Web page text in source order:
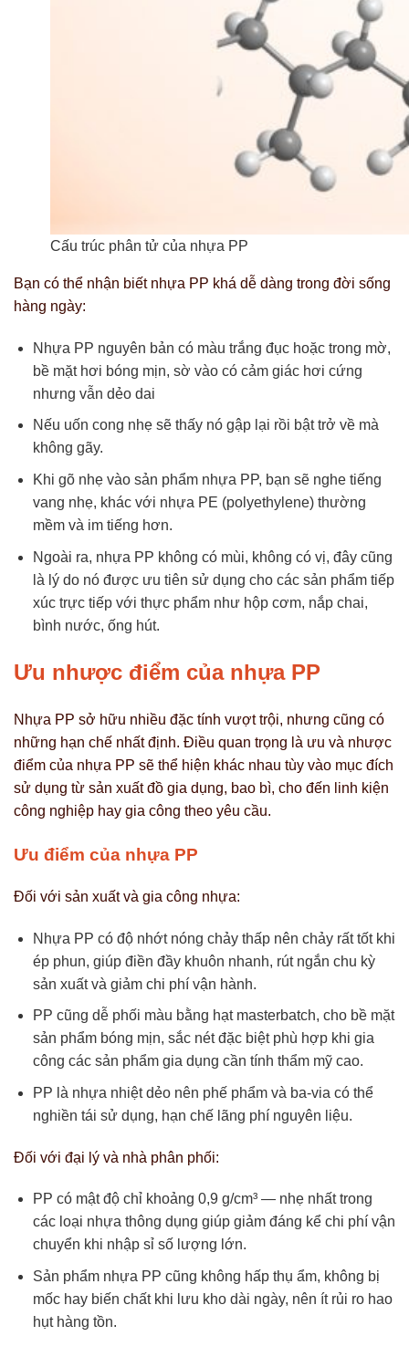
Cấu trúc phân tử của nhựa PP
Bạn có thể nhận biết nhựa PP khá dễ dàng trong đời sống
hàng ngày:
Nhựa PP nguyên bản có màu trắng đục hoặc trong mờ,
bề mặt hơi bóng mịn, sờ vào có cảm giác hơi cứng
nhưng vẫn dẻo dai
Nếu uốn cong nhẹ sẽ thấy nó gập lại rồi bật trở về mà
không gãy.
Khi gõ nhẹ vào sản phẩm nhựa PP, bạn sẽ nghe tiếng
vang nhẹ, khác với nhựa PE (polyethylene) thường
mềm và im tiếng hơn.
Ngoài ra, nhựa PP không có mùi, không có vị, đây cũng
là lý do nó được ưu tiên sử dụng cho các sản phẩm tiếp
xúc trực tiếp với thực phẩm như hộp cơm, nắp chai,
bình nước, ống hút.
Ưu nhược điểm của nhựa PP
Nhựa PP sở hữu nhiều đặc tính vượt trội, nhưng cũng có
những hạn chế nhất định. Điều quan trọng là ưu và nhược
điểm của nhựa PP sẽ thể hiện khác nhau tùy vào mục đích
sử dụng từ sản xuất đồ gia dụng, bao bì, cho đến linh kiện
công nghiệp hay gia công theo yêu cầu.
Ưu điểm của nhựa PP
Đối với sản xuất và gia công nhựa:
Nhựa PP có độ nhớt nóng chảy thấp nên chảy rất tốt khi
ép phun, giúp điền đầy khuôn nhanh, rút ngắn chu kỳ
sản xuất và giảm chi phí vận hành.
PP cũng dễ phối màu bằng hạt masterbatch, cho bề mặt
sản phẩm bóng mịn, sắc nét đặc biệt phù hợp khi gia
công các sản phẩm gia dụng cần tính thẩm mỹ cao.
PP là nhựa nhiệt dẻo nên phế phẩm và ba-via có thể
nghiền tái sử dụng, hạn chế lãng phí nguyên liệu.
Đối với đại lý và nhà phân phối:
PP có mật độ chỉ khoảng 0,9 g/cm³ — nhẹ nhất trong
các loại nhựa thông dụng giúp giảm đáng kể chi phí vận
chuyển khi nhập sỉ số lượng lớn.
Sản phẩm nhựa PP cũng không hấp thụ ẩm, không bị
mốc hay biến chất khi lưu kho dài ngày, nên ít rủi ro hao
hụt hàng tồn.